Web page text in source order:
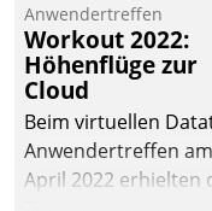
Anwendertreffen
Workout 2022:
Höhenflüge zur
Cloud
Beim virtuellen
Anwendertreffen
April 2022 erhielten